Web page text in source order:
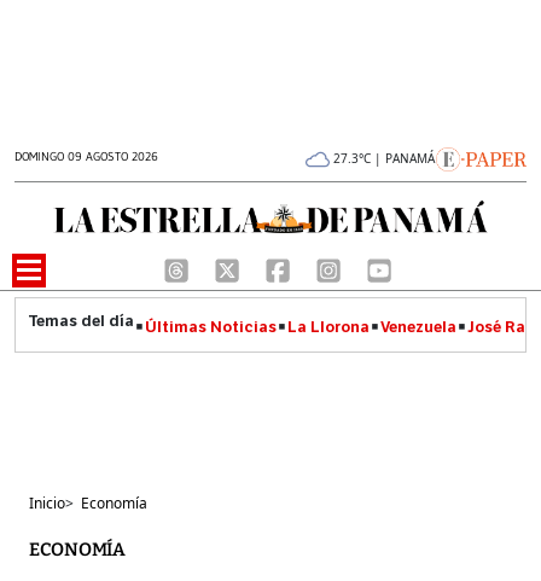
DOMINGO 09 AGOSTO 2026 27.3°C | PANAMÁ
Últimas Noticias La Llorona Venezuela José
Inicio> Economía
ECONOMÍA